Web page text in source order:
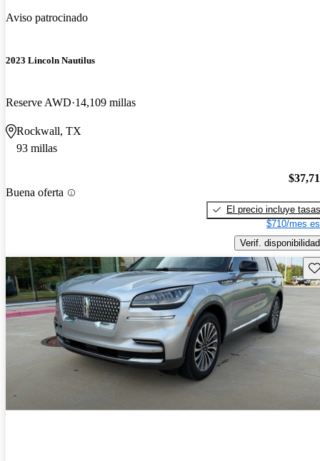
Aviso patrocinado
2023 Lincoln Nautilus
Reserve AWD 14,109 millas
Rockwall, TX
93 millas
Buena oferta
El precio incluye tasas
$710/mes
Verif. disponibilidad